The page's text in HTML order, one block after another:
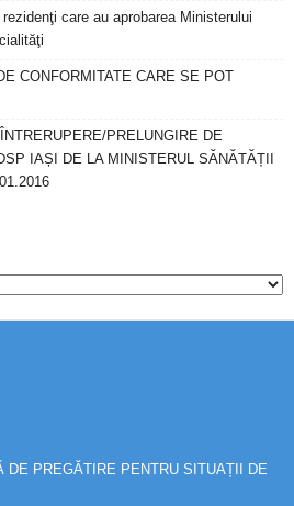
care au aprobarea Ministerului
CONFORMITATE CARE SE POT
PRELUNGIRE DE
IAȘI DE LA MINISTERUL SĂNĂTĂȚII
DE PREGĂTIRE PENTRU SITUAȚII DE